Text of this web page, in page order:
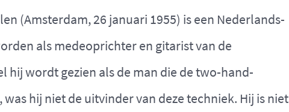
(Amsterdam, 26 januari 1955) is een Nederlands-
als medeoprichter en gitarist van de
hij wordt gezien als de man die de two-hand-
hij niet de uitvinder van deze techniek. Hij is niet